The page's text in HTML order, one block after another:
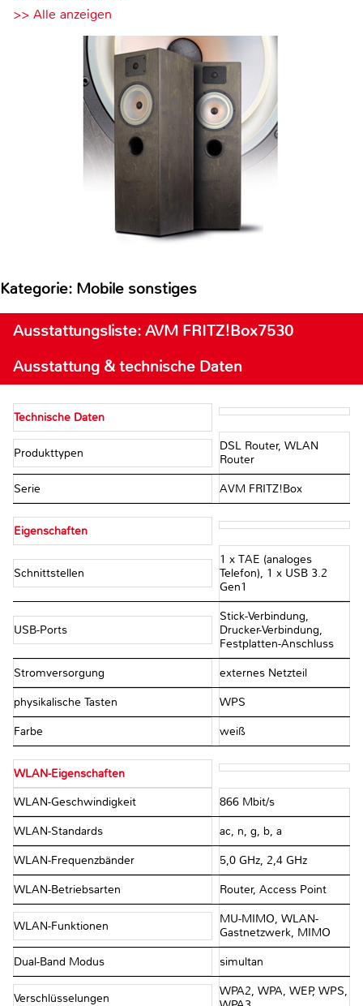
>> Alle anzeigen
Kategorie: Mobile sonstiges
Ausstattungsliste: AVM FRITZ!Box7530
Ausstattung & technische Daten
Technische Daten
Produkttypen
DSL Router, WLAN
Router
Serie AVM FRITZ!Box
Eigenschaften
Schnittstellen
1 x TAE (analoges
Telefon), 1 x USB 3.2
Gen1
USB-Ports
Stick-Verbindung,
Drucker-Verbindung,
Festplatten-Anschluss
Stromversorgung externes Netzteil
physikalische Tasten WPS
Farbe weiß
WLAN-Eigenschaften
WLAN-Geschwindigkeit 866 Mbit/s
WLAN-Standards ac, n, g, b, a
WLAN-Frequenzbänder 5,0 GHz, 2,4 GHz
WLAN-Betriebsarten Router, Access Point
WLAN-Funktionen
MU-MIMO, WLAN-
Gastnetzwerk, MIMO
Dual-Band Modus simultan
Verschlüsselungen
WPA2, WPA, WEP, WPS,